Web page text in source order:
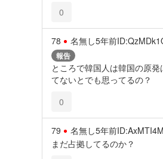
0
78 名無し5年前
報告
ところで韓国人は韓国の原
てないとでも思ってるの？
0
79 名無し5年前
まだ占拠してるのか？